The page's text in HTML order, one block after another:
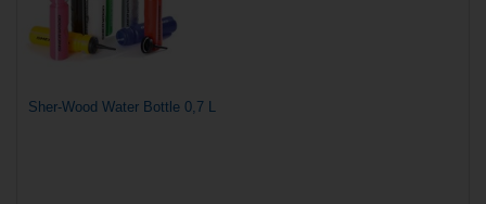
Sher-Wood Water Bottle 0,7 L